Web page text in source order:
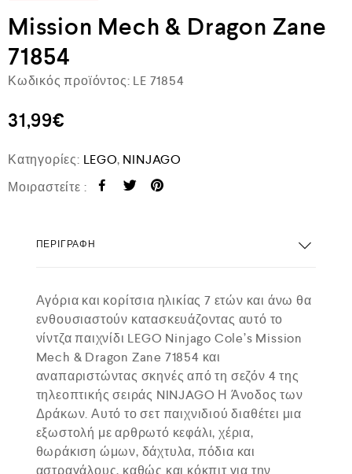
Mission Mech & Dragon Zane
71854
Κωδικός προϊόντος: LE 71854
31,99€
Κατηγορίες: LEGO, NINJAGO
Μοιραστείτε :
ΠΕΡΙΓΡΑΦΉ
Αγόρια και κορίτσια ηλικίας 7 ετών και άνω θα
ενθουσιαστούν κατασκευάζοντας αυτό το
νίντζα παιχνίδι LEGO Ninjago Cole’s Mission
Mech & Dragon Zane 71854 και
αναπαριστώντας σκηνές από τη σεζόν 4 της
τηλεοπτικής σειράς NINJAGO Η Άνοδος των
Δράκων. Αυτό το σετ παιχνιδιού διαθέτει μια
εξωστολή με αρθρωτό κεφάλι, χέρια,
θωράκιση ώμων, δάχτυλα, πόδια και
αστραγάλους, καθώς και κόκπιτ για την